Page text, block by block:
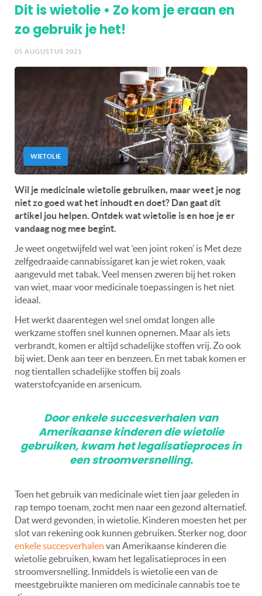
Dit is wietolie • Zo kom je eraan en
zo gebruik je het!
05 AUGUSTUS 2021
WIETOLIE
Wil je medicinale wietolie gebruiken, maar weet je nog
niet zo goed wat het inhoudt en doet? Dan gaat dit
artikel jou helpen. Ontdek wat wietolie is en hoe je er
vandaag nog mee begint.
Je weet ongetwijfeld wel wat ‘een joint roken’ is Met deze
zelfgedraaide cannabissigaret kan je wiet roken, vaak
aangevuld met tabak. Veel mensen zweren bij het roken
van wiet, maar voor medicinale toepassingen is het niet
ideaal.
Het werkt daarentegen wel snel omdat longen alle
werkzame stoffen snel kunnen opnemen. Maar als iets
verbrandt, komen er altijd schadelijke stoffen vrij. Zo ook
bij wiet. Denk aan teer en benzeen. En met tabak komen er
nog tientallen schadelijke stoffen bij zoals
waterstofcyanide en arsenicum.
Door enkele succesverhalen van
Amerikaanse kinderen die wietolie
gebruiken, kwam het legalisatieproces in
een stroomversnelling.
Toen het gebruik van medicinale wiet tien jaar geleden in
rap tempo toenam, zocht men naar een gezond alternatief.
Dat werd gevonden, in wietolie. Kinderen moesten het per
slot van rekening ook kunnen gebruiken. Sterker nog, door
enkele succesverhalen van Amerikaanse kinderen die
wietolie gebruiken, kwam het legalisatieproces in een
stroomversnelling. Inmiddels is wietolie een van de
meestgebruikte manieren om medicinale cannabis toe te